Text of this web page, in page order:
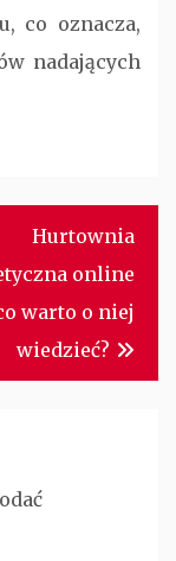
co oznacza,
nadających
Hurtownia
online
warto o niej
wiedzieć?